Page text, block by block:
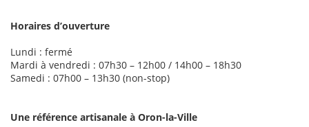
Horaires d’ouverture
Lundi : fermé
Mardi à vendredi : 07h30 – 12h00 / 14h00 – 18h30
Samedi : 07h00 – 13h30 (non-stop)
Une référence artisanale à Oron-la-Ville